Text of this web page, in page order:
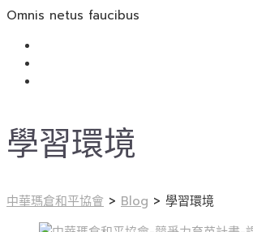
Omnis netus faucibus
學習環境
中華瑪倉和平協會 > Blog > 學習環境